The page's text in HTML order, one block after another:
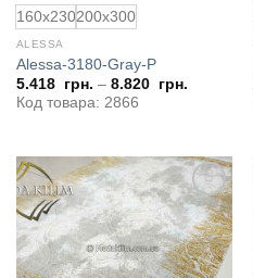
160x230200x300
ALESSA
Alessa-3180-Gray-P
5.418 грн. – 8.820 грн.
Код товара: 2866
Добавить
избранное